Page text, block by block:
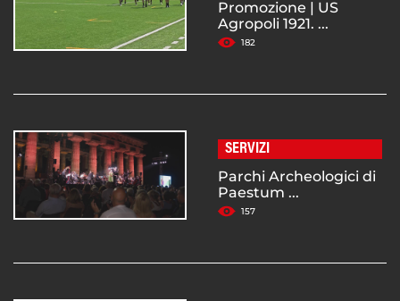
Promozione | US
Agropoli 1921. ...
182
SERVIZI
Parchi Archeologici di
Paestum ...
157